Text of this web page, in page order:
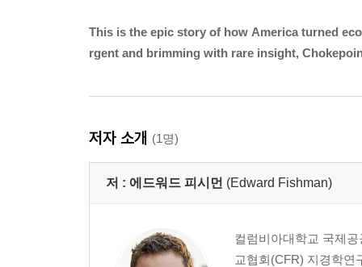
This is the epic story of how America turned
rgent and brimming with rare insight,
저자 소개 (1명)
저 : 에드워드 피시먼 (Edward Fishman)
컬럼비아대학교 국제
교협회(CFR) 지경학연